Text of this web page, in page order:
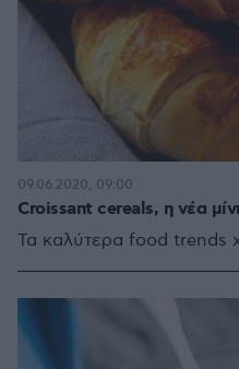
Croissant cereals, η νέα
Τα καλύτερα food trends
09.06.2020, 09:00